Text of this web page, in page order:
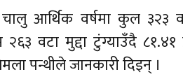
आर्थिक वर्षमा कुल ३२३
२६३ वटा मुद्दा टुंग्याउँदै
पन्थीले जानकारी दिइन् ।